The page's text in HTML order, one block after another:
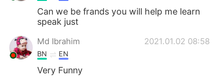
Can we be frands you will help me learn
speak just
Md Ibrahim 2021.01.02 08:58
BN EN
Very Funny